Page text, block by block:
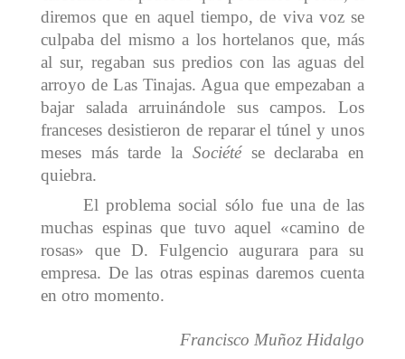
diremos que en aquel tiempo, de viva voz se
culpaba del mismo a los hortelanos que, más
al sur, regaban sus predios con las aguas del
arroyo de Las Tinajas. Agua que empezaban a
bajar salada arruinándole sus campos. Los
franceses desistieron de reparar el túnel y unos
meses más tarde la Sociétése declaraba en
quiebra.
El problema social sólo fue una de las
muchas espinas que tuvo aquel «camino de
rosas» que D. Fulgencio augurara para su
empresa. De las otras espinas daremos cuenta
en otro momento.
Francisco Muñoz Hidalgo